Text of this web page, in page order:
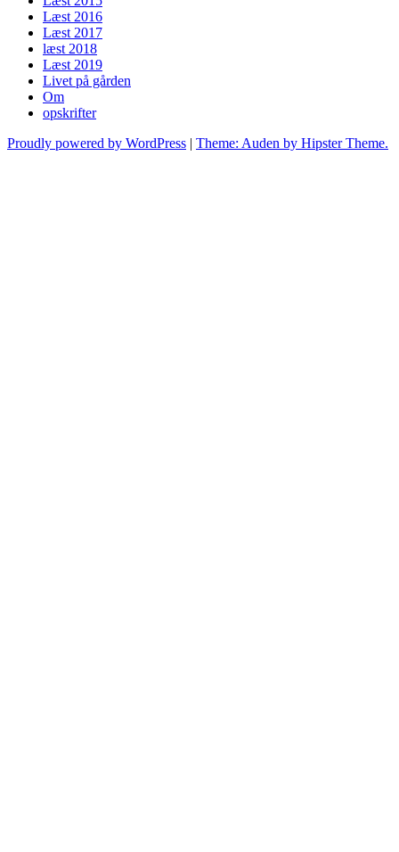
Læst 2016
Læst 2017
læst 2018
Læst 2019
Livet på gården
Om
opskrifter
Proudly powered by WordPress | Theme: Auden by Hipster Theme.